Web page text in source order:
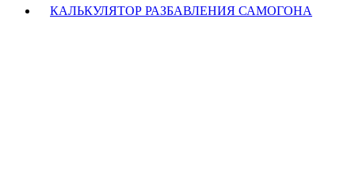
КАЛЬКУЛЯТОР РАЗБАВЛЕНИЯ САМОГОНА